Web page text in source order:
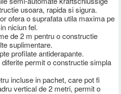
usoara, rapida si sigura.
ofera o suprafata utila maxima pe
niciun fel.
de 2 m pentru o constructie
suplimentare.
profilate antiderapante.
permit o constructie simpla
incluse in pachet, care pot fi
vertical de 2 metri, permit o